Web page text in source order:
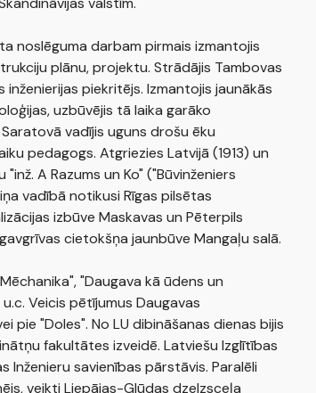
noslēguma darbam pirmais izmantojis
plānu, projektu. Strādājis Tambovas
piekritējs. Izmantojis jaunākās
uzbūvējis tā laika garāko
vadījis uguns drošu ēku
pedagogs. Atgriezies Latvijā (1913) un
A Razums un Ko" ("Būvinženiers
vadībā notikusi Rīgas pilsētas
izbūve Maskavas un Pēterpils
cietokšņa jaunbūve Mangaļu salā.
"Daugava kā ūdens un
Veicis pētījumus Daugavas
pie "Doles". No LU dibināšanas dienas bijis
fakultātes izveidē. Latviešu Izglītības
Inženieru savienības pārstāvis. Paralēli
veikti Liepājas-Glūdas dzelzsceļa